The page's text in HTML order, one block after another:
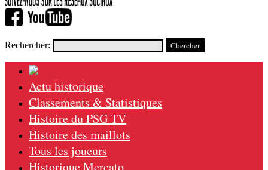
Rechercher:
Actu historique
Classements & Statistiques
Histoire du PSG TV
Histoire des maillots
Tous les joueurs
Historique Mercato